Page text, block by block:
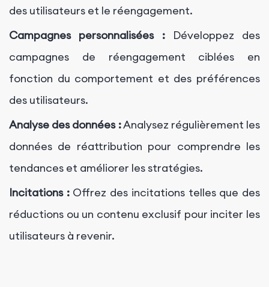
des utilisateurs et le réengagement.
Campagnes personnalisées :Développez des
campagnes de réengagement ciblées en
fonction du comportement et des préférences
des utilisateurs.
Analyse des données :Analysez régulièrement les
données de réattribution pour comprendre les
tendances et améliorer les stratégies.
Incitations :Offrez des incitations telles que des
réductions ou un contenu exclusif pour inciter les
utilisateurs à revenir.